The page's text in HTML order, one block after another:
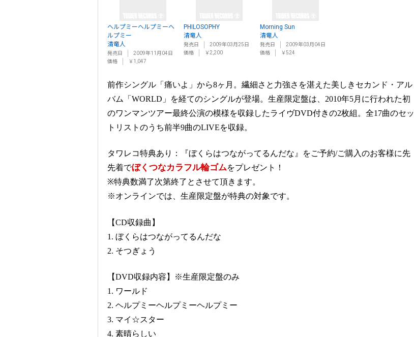
ヘルプミーヘルプミーヘ
ルプミー
清竜人
発売日
2009年11月04日
価格
￥1,047
PHILOSOPHY
清竜人
発売日
2009年03月25日
価格
￥2,200
Morning Sun
清竜人
発売日
2009年03月04日
価格
￥524
前作シングル「痛いよ」から8ヶ月。繊細さと力強さを湛えた美しきセカンド・アル
バム「WORLD」を経てのシングルが登場。生産限定盤は、2010年5月に行われた初
のワンマンツアー最終公演の模様を収録したライヴDVD付きの2枚組。全17曲のセッ
トリストのうち前半9曲のLIVEを収録。
タワレコ特典あり：『ぼくらはつながってるんだな』をご予約/ご購入のお客様に先
先着でぼくつなカラフル輪ゴムをプレゼント！
※特典数満了次第終了とさせて頂きます。
※オンラインでは、生産限定盤が特典の対象です。
【CD収録曲】
1. ぼくらはつながってるんだな
2. そつぎょう
【DVD収録内容】※生産限定盤のみ
1. ワールド
2. ヘルプミーヘルプミーヘルプミー
3. マイ☆スター
4. 素晴らしい